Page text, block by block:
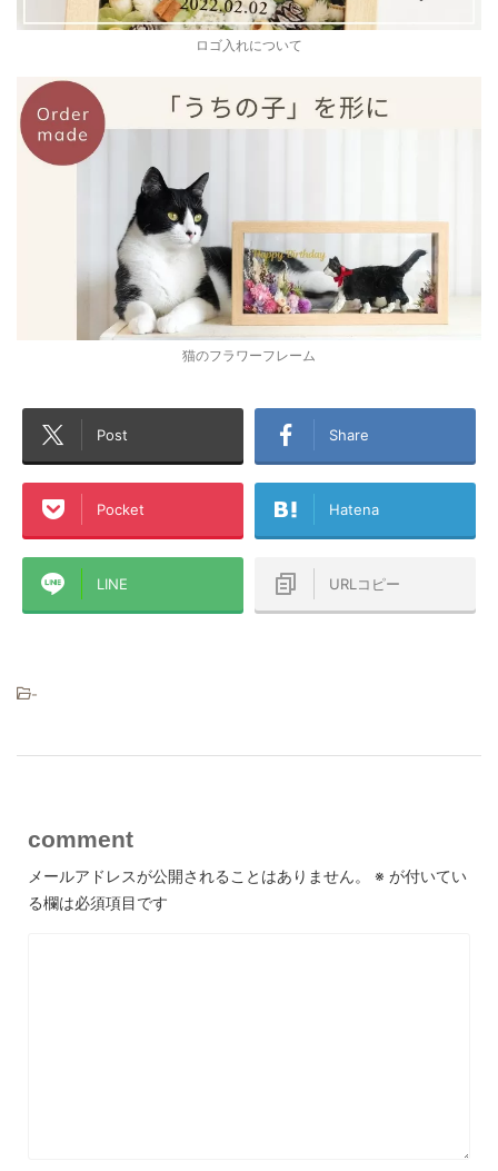
ロゴ入れについて
猫のフラワーフレーム
Post Share
Pocket Hatena
LINE URLコピー
-
comment
メールアドレスが公開されることはありません。 ※ が付いてい
る欄は必須項目です